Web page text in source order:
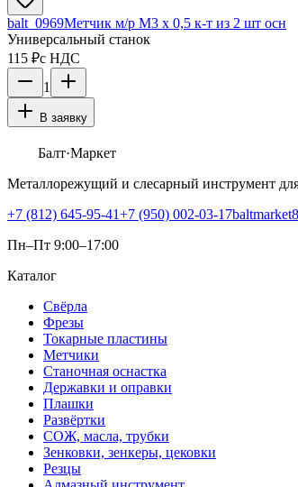
balt_0969Метчик м/р М3 х 0,5 к-т из 2 шт осн
Универсальный станок
115 ₽с НДС
1
В заявку
Балт·Маркет
Металлорежущий и слесарный инструмент
+7 (812) 645-95-41+7 (950) 002-03-17
Пн–Пт 9:00–17:00
Каталог
Свёрла
Фрезы
Токарные пластины
Метчики
Станочная оснастка
Державки и оправки
Плашки
Развёртки
СОЖ, масла, трубки
Зенковки, зенкеры, цековки
Резцы